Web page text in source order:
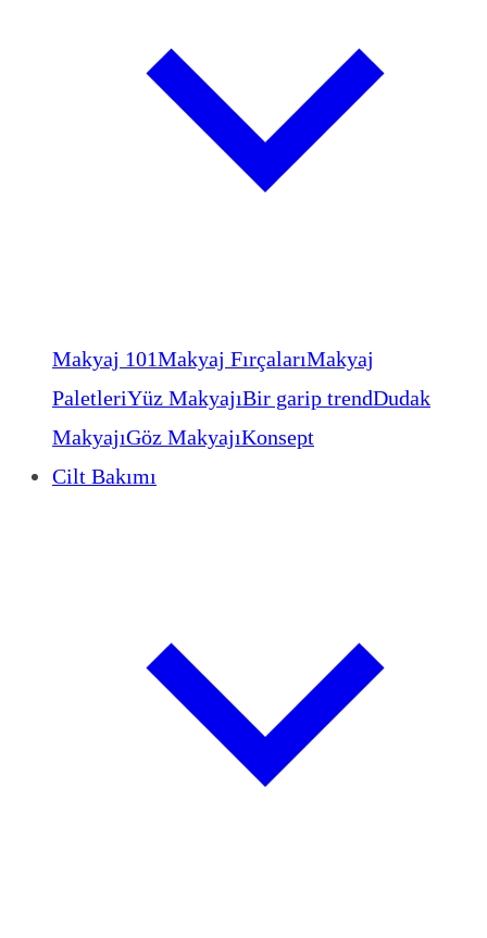
Makyaj 101Makyaj FırçalarıMakyaj
PaletleriYüz MakyajıBir garip trendDudak
MakyajıGöz MakyajıKonsept
Cilt Bakımı